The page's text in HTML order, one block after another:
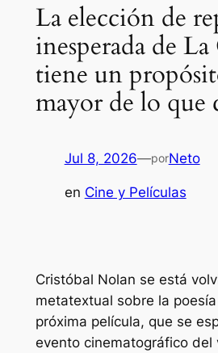
La elección de
inesperada de
tiene un
mayor de lo que
Jul 8, 2026—porNeto
en Cine y Películas
Cristóbal Nolan se está
metatextual sobre la
próxima película, que se
evento cinematográfico del